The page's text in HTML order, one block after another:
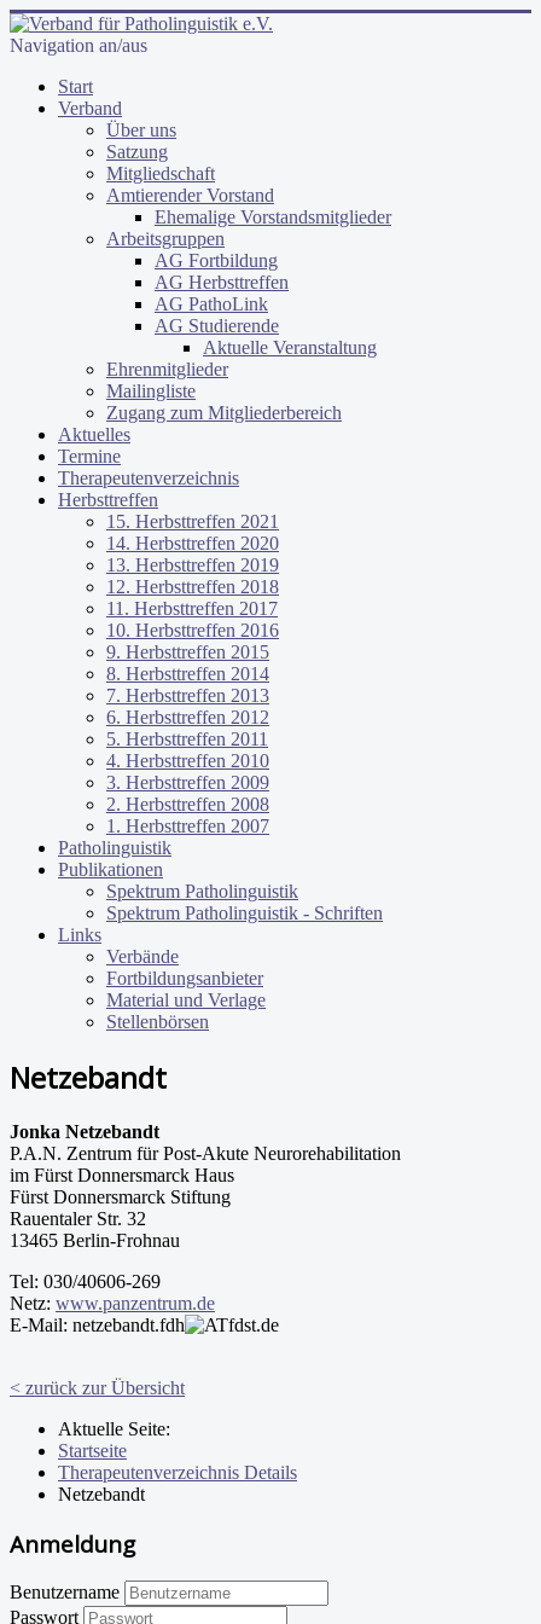
Navigation an/aus
Start
Verband
Über uns
Satzung
Mitgliedschaft
Amtierender Vorstand
Ehemalige Vorstandsmitglieder
Arbeitsgruppen
AG Fortbildung
AG Herbsttreffen
AG PathoLink
AG Studierende
Aktuelle Veranstaltung
Ehrenmitglieder
Mailingliste
Zugang zum Mitgliederbereich
Aktuelles
Termine
Therapeutenverzeichnis
Herbsttreffen
15. Herbsttreffen 2021
14. Herbsttreffen 2020
13. Herbsttreffen 2019
12. Herbsttreffen 2018
11. Herbsttreffen 2017
10. Herbsttreffen 2016
9. Herbsttreffen 2015
8. Herbsttreffen 2014
7. Herbsttreffen 2013
6. Herbsttreffen 2012
5. Herbsttreffen 2011
4. Herbsttreffen 2010
3. Herbsttreffen 2009
2. Herbsttreffen 2008
1. Herbsttreffen 2007
Patholinguistik
Publikationen
Spektrum Patholinguistik
Spektrum Patholinguistik - Schriften
Links
Verbände
Fortbildungsanbieter
Material und Verlage
Stellenbörsen
Netzebandt
Jonka Netzebandt
P.A.N. Zentrum für Post-Akute Neurorehabilitation
im Fürst Donnersmarck Haus
Fürst Donnersmarck Stiftung
Rauentaler Str. 32
13465 Berlin-Frohnau
Tel: 030/40606-269
Netz: www.panzentrum.de
E-Mail: netzebandt.fdh
fdst.de
< zurück zur Übersicht
Aktuelle Seite:
Startseite
Therapeutenverzeichnis Details
Netzebandt
Anmeldung
Benutzername
Passwort